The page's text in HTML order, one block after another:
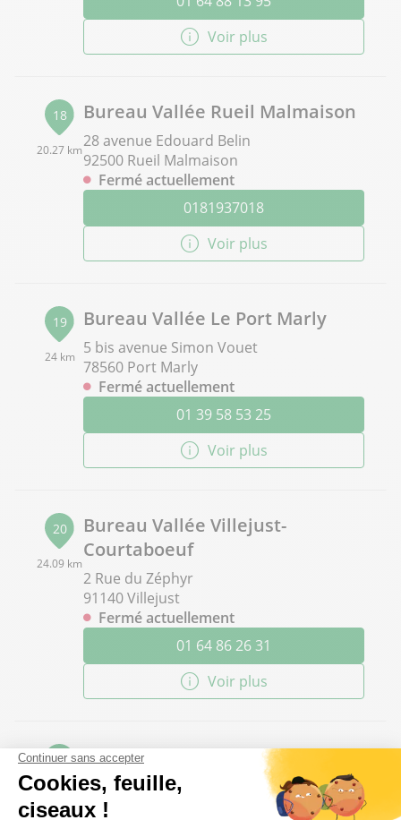
Voir plus
18
20.27 km
Bureau Vallée Rueil Malmaison
28 avenue Edouard Belin
92500 Rueil Malmaison
Fermé actuellement
0181937018
Voir plus
19
24 km
Bureau Vallée Le Port Marly
5 bis avenue Simon Vouet
78560 Port Marly
Fermé actuellement
01 39 58 53 25
Voir plus
20
24.09 km
Bureau Vallée Villejust-
Courtaboeuf
2 Rue du Zéphyr
91140 Villejust
Fermé actuellement
01 64 86 26 31
Voir plus
21
25.77 km
Bureau Vallée Sainte Geneviève
des Bois
3 Rue de la Remise Neuve - ZI la Croix